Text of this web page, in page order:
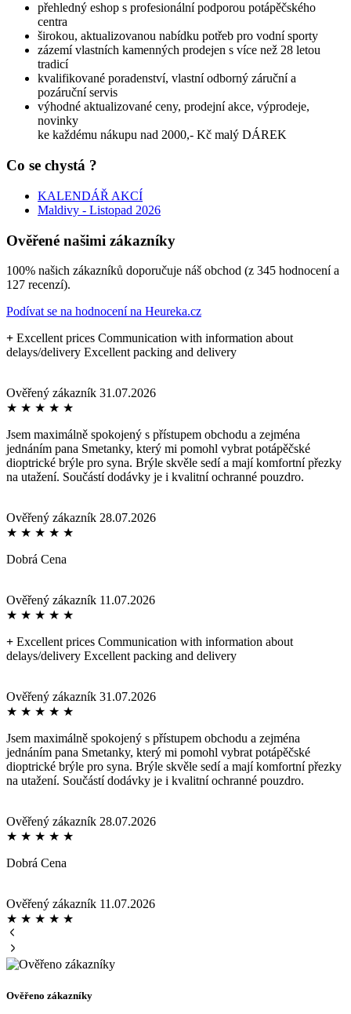
přehledný eshop s profesionální podporou potápěčského
centra
širokou, aktualizovanou nabídku potřeb pro vodní sporty
zázemí vlastních kamenných prodejen s více než 28 letou
tradicí
kvalifikované poradenství, vlastní odborný záruční a
pozáruční servis
výhodné aktualizované ceny, prodejní akce, výprodeje,
novinky
ke každému nákupu nad 2000,- Kč malý DÁREK
Co se chystá ?
KALENDÁŘ AKCÍ
Maldivy - Listopad 2026
Ověřené našimi zákazníky
100% našich zákazníků doporučuje náš obchod (z 345 hodnocení a
127 recenzí).
Podívat se na hodnocení na Heureka.cz
+ Excellent prices Communication with information about
delays/delivery Excellent packing and delivery
Ověřený zákazník 31.07.2026
★ ★ ★ ★ ★
Jsem maximálně spokojený s přístupem obchodu a zejména
jednáním pana Smetanky, který mi pomohl vybrat potápěčské
dioptrické brýle pro syna. Brýle skvěle sedí a mají komfortní přezky
na utažení. Součástí dodávky je i kvalitní ochranné pouzdro.
Ověřený zákazník 28.07.2026
★ ★ ★ ★ ★
Dobrá Cena
Ověřený zákazník 11.07.2026
★ ★ ★ ★ ★
+ Excellent prices Communication with information about
delays/delivery Excellent packing and delivery
Ověřený zákazník 31.07.2026
★ ★ ★ ★ ★
Jsem maximálně spokojený s přístupem obchodu a zejména
jednáním pana Smetanky, který mi pomohl vybrat potápěčské
dioptrické brýle pro syna. Brýle skvěle sedí a mají komfortní přezky
na utažení. Součástí dodávky je i kvalitní ochranné pouzdro.
Ověřený zákazník 28.07.2026
★ ★ ★ ★ ★
Dobrá Cena
Ověřený zákazník 11.07.2026
★ ★ ★ ★ ★
Ověřeno zákazníky